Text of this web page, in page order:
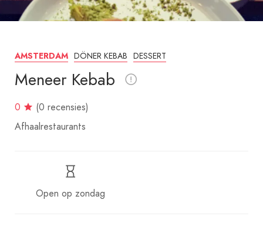
AMSTERDAM DÖNER KEBAB DESSERT
Meneer Kebab
0
(0 recensies)
Afhaalrestaurants
Open op zondag